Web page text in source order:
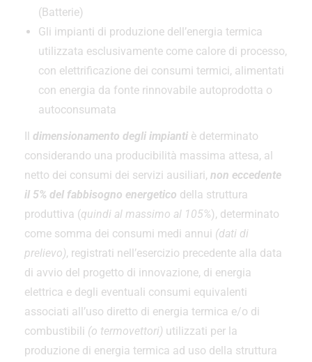
(Batterie)
Gli impianti di produzione dell’energia termica
utilizzata esclusivamente come calore di processo,
con elettrificazione dei consumi termici, alimentati
con energia da fonte rinnovabile autoprodotta o
autoconsumata
Il dimensionamento degli impianti è determinato
considerando una producibilità massima attesa, al
netto dei consumi dei servizi ausiliari, non eccedente
il 5% del fabbisogno energetico della struttura
produttiva (quindi al massimo al 105%), determinato
come somma dei consumi medi annui (dati di
prelievo), registrati nell’esercizio precedente alla data
di avvio del progetto di innovazione, di energia
elettrica e degli eventuali consumi equivalenti
associati all’uso diretto di energia termica e/o di
combustibili (o termovettori) utilizzati per la
produzione di energia termica ad uso della struttura